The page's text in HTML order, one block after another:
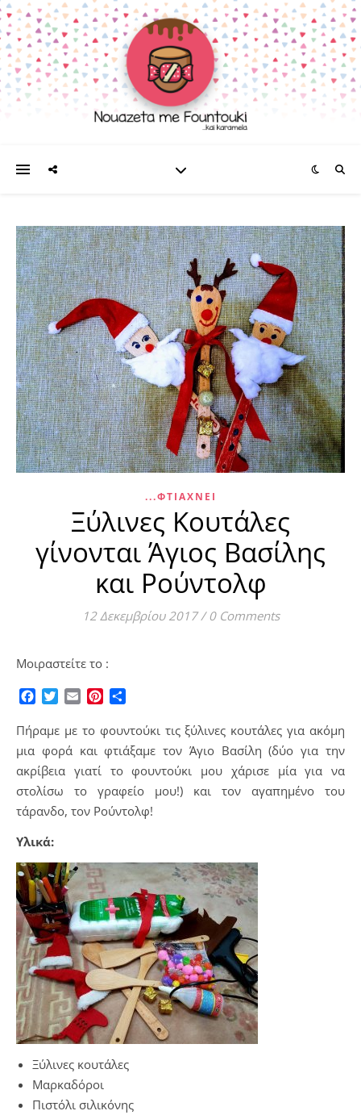
...ΦΤΙΆΧΝΕΙ
Ξύλινες Κουτάλες
γίνονται Άγιος Βασίλης
και Ρούντολφ
12 Δεκεμβρίου 2017 / 0 Comments
Μοιραστείτε το :
Facebook
TwitterEmailPinterest
Πήραμε με το φουντούκι τις ξύλινες κουτάλες για ακόμη
μια φορά και φτιάξαμε τον Άγιο Βασίλη (δύο για την
ακρίβεια γιατί το φουντούκι μου χάρισε μία για να
στολίσω το γραφείο μου!) και τον αγαπημένο του
τάρανδο, τον Ρούντολφ!
Υλικά:
Ξύλινες κουτάλες
Μαρκαδόροι
Πιστόλι σιλικόνης